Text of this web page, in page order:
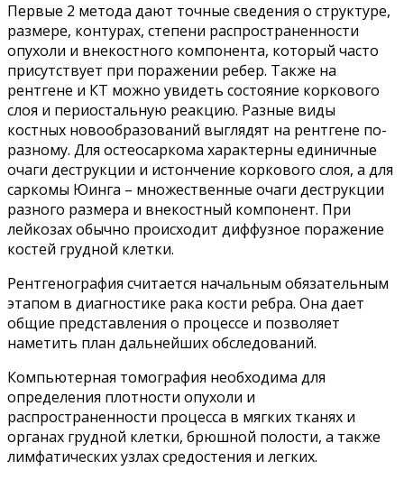
Первые 2 метода дают точные сведения о структуре,
размере, контурах, степени распространенности
опухоли и внекостного компонента, который часто
присутствует при поражении ребер. Также на
рентгене и КТ можно увидеть состояние коркового
слоя и периостальную реакцию. Разные виды
костных новообразований выглядят на рентгене по-
разному. Для остеосаркома характерны единичные
очаги деструкции и истончение коркового слоя, а для
саркомы Юинга – множественные очаги деструкции
разного размера и внекостный компонент. При
лейкозах обычно происходит диффузное поражение
костей грудной клетки.
Рентгенография считается начальным обязательным
этапом в диагностике рака кости ребра. Она дает
общие представления о процессе и позволяет
наметить план дальнейших обследований.
Компьютерная томография необходима для
определения плотности опухоли и
распространенности процесса в мягких тканях и
органах грудной клетки, брюшной полости, а также
лимфатических узлах средостения и легких.